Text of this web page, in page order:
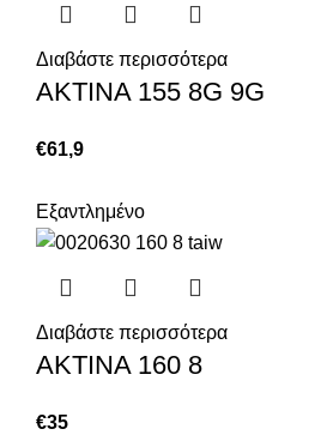
Διαβάστε περισσότερα
ΑΚΤΙΝΑ 155 8G 9G
€61,9
Εξαντλημένο
Διαβάστε περισσότερα
ΑΚΤΙΝΑ 160 8
€35